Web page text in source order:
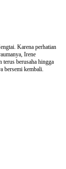
Karena perhatian
Irene
terus berusaha hingga
bersemi kembali.